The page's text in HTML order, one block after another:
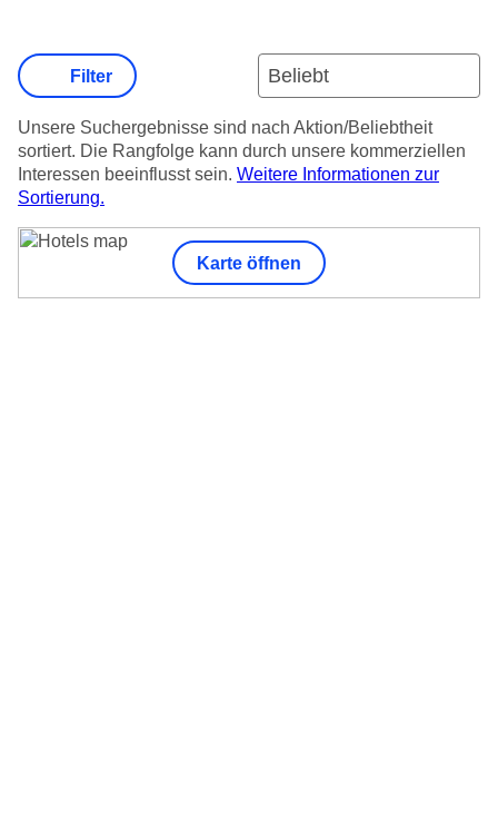
Unsere Suchergebnisse sind nach Aktion/Beliebtheit
sortiert. Die Rangfolge kann durch unsere kommerziellen
Interessen beeinflusst sein. Weitere Informationen zur
Sortierung.
Karte öffnen
Filter